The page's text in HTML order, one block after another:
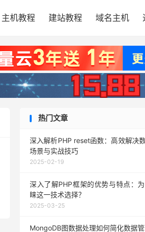
主机教程 建站教程 域名主机
热门文章
深入解析PHP reset函数：高效解决
场景与实战技巧
2025-02-19
深入了解PHP框架的优势与特点：
睐这一技术选择？
2025-03-25
MongoDB图数据处理如何简化数据